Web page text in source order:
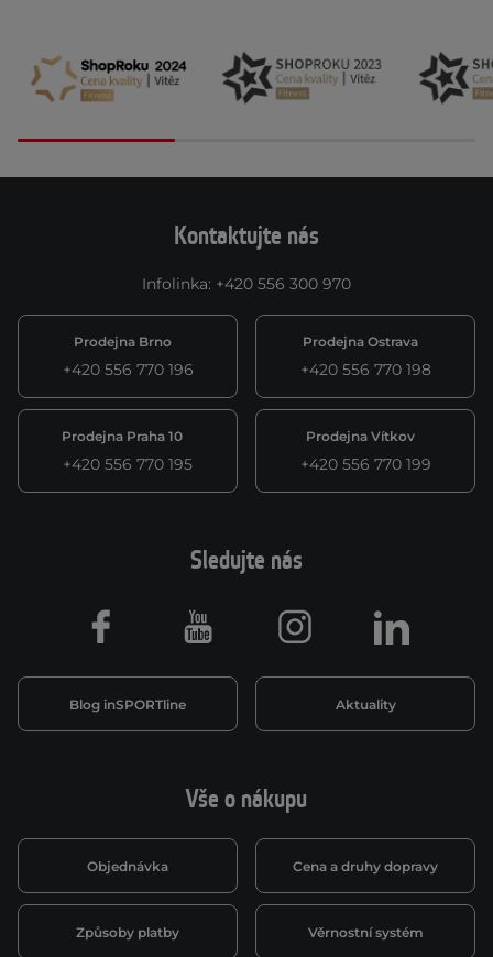
Kontaktujte nás
Infolinka: +420 556 300 970
Prodejna Brno
+420 556 770 196
Prodejna Ostrava
+420 556 770 198
Prodejna Praha 10
+420 556 770 195
Prodejna Vítkov
+420 556 770 199
Vše o nákupu
Objednávka Cena a druhy dopravy
Způsoby platby Věrnostní systém
Sledujte nás
Blog inSPORTline Aktuality
Facebook Youtube Instagram LinkedIn